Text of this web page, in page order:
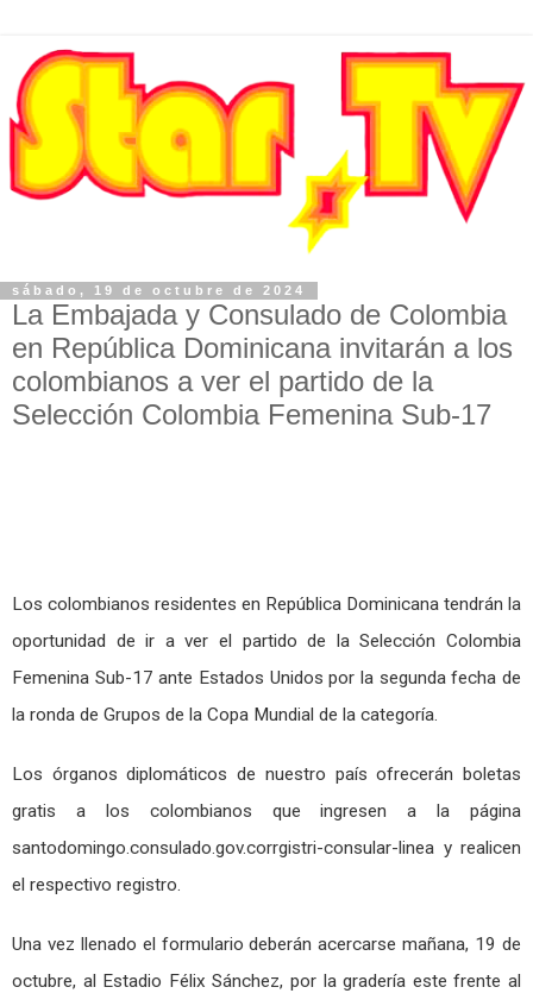
sábado, 19 de octubre de 2024
La Embajada y Consulado de Colombia
en República Dominicana invitarán a los
colombianos a ver el partido de la
Selección Colombia Femenina Sub-17
Los colombianos residentes en República Dominicana tendrán la
oportunidad de ir a ver el partido de la Selección Colombia
Femenina Sub-17 ante Estados Unidos por la segunda fecha de
la ronda de Grupos de la Copa Mundial de la categoría.
Los órganos diplomáticos de nuestro país ofrecerán boletas
gratis a los colombianos que ingresen a la página
santodomingo.consulado.gov.corrgistri-consular-linea y realicen
el respectivo registro.
Una vez llenado el formulario deberán acercarse mañana, 19 de
octubre, al Estadio Félix Sánchez, por la gradería este frente al